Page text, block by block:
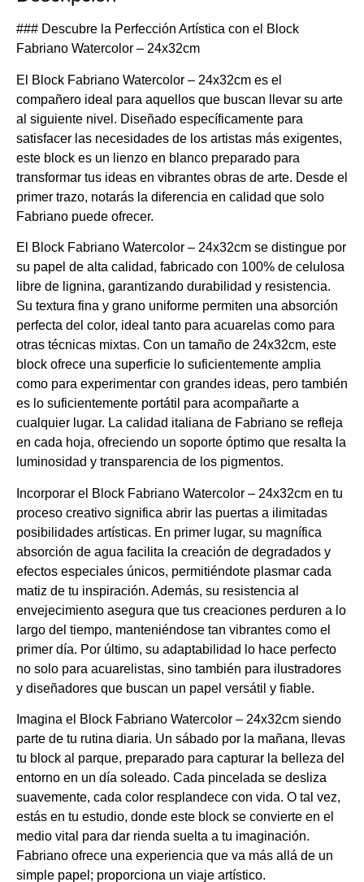
### Descubre la Perfección Artística con el Block
Fabriano Watercolor – 24x32cm
El Block Fabriano Watercolor – 24x32cm es el
compañero ideal para aquellos que buscan llevar su arte
al siguiente nivel. Diseñado específicamente para
satisfacer las necesidades de los artistas más exigentes,
este block es un lienzo en blanco preparado para
transformar tus ideas en vibrantes obras de arte. Desde el
primer trazo, notarás la diferencia en calidad que solo
Fabriano puede ofrecer.
El Block Fabriano Watercolor – 24x32cm se distingue por
su papel de alta calidad, fabricado con 100% de celulosa
libre de lignina, garantizando durabilidad y resistencia.
Su textura fina y grano uniforme permiten una absorción
perfecta del color, ideal tanto para acuarelas como para
otras técnicas mixtas. Con un tamaño de 24x32cm, este
block ofrece una superficie lo suficientemente amplia
como para experimentar con grandes ideas, pero también
es lo suficientemente portátil para acompañarte a
cualquier lugar. La calidad italiana de Fabriano se refleja
en cada hoja, ofreciendo un soporte óptimo que resalta la
luminosidad y transparencia de los pigmentos.
Incorporar el Block Fabriano Watercolor – 24x32cm en tu
proceso creativo significa abrir las puertas a ilimitadas
posibilidades artísticas. En primer lugar, su magnífica
absorción de agua facilita la creación de degradados y
efectos especiales únicos, permitiéndote plasmar cada
matiz de tu inspiración. Además, su resistencia al
envejecimiento asegura que tus creaciones perduren a lo
largo del tiempo, manteniéndose tan vibrantes como el
primer día. Por último, su adaptabilidad lo hace perfecto
no solo para acuarelistas, sino también para ilustradores
y diseñadores que buscan un papel versátil y fiable.
Imagina el Block Fabriano Watercolor – 24x32cm siendo
parte de tu rutina diaria. Un sábado por la mañana, llevas
tu block al parque, preparado para capturar la belleza del
entorno en un día soleado. Cada pincelada se desliza
suavemente, cada color resplandece con vida. O tal vez,
estás en tu estudio, donde este block se convierte en el
medio vital para dar rienda suelta a tu imaginación.
Fabriano ofrece una experiencia que va más allá de un
simple papel; proporciona un viaje artístico.